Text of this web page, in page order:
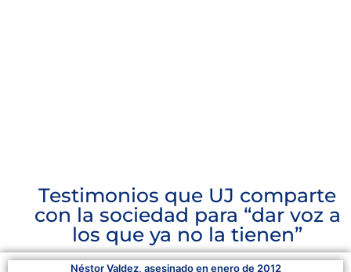
Testimonios que UJ comparte
con la sociedad para “dar voz a
los que ya no la tienen”​
Néstor Valdez, asesinado en enero de 2012